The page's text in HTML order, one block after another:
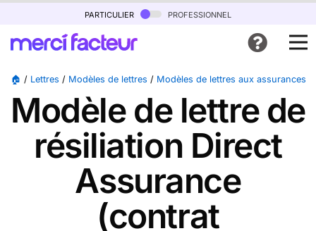
particulier professionnel
🏠 / Lettres / Modèles de lettres / Modèles de lettres aux assurances
Modèle de lettre de
résiliation Direct
Assurance
(contrat